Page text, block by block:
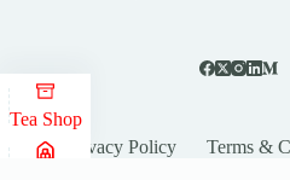
Privacy Policy Terms &
Tea Shop